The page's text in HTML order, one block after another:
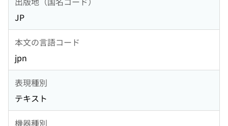
JP
本文の言語コード
jpn
表現種別
テキスト
機器種別